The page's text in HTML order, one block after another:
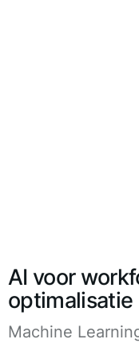
AI voor
optimalisatie
Machine